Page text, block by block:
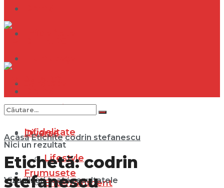
Internațional
Diverse
Lifestyle
Entertainment
Infidelitate
Frumusețe
Nici un rezultat
Vizualizați toate rezultatele
Acasă Etichite codrin stefanescu
Etichetă:codrin
stefanescu